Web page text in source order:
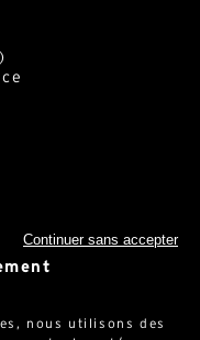
nous utilisons des
Continuer sans accepter